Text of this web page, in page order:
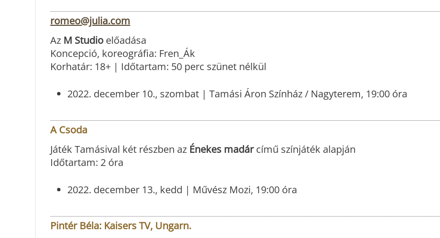
romeo@julia.com
Az M Studio előadása
Koncepció, koreográfia: Fren_Ák
Korhatár: 18+ | Időtartam: 50 perc szünet nélkül
2022. december 10., szombat | Tamási Áron Színház / Nagyterem, 19:00 óra
A Csoda
Játék Tamásival két részben az Énekes madárcímű színjáték alapján
Időtartam: 2 óra
2022. december 13., kedd | Művész Mozi, 19:00 óra
Pintér Béla: Kaisers TV, Ungarn.